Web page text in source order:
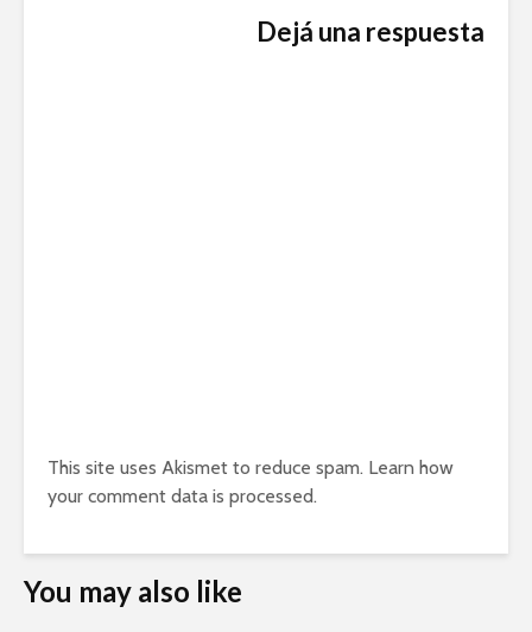
Dejá una respuesta
This site uses Akismet to reduce spam. Learn how
your comment data is processed.
You may also like